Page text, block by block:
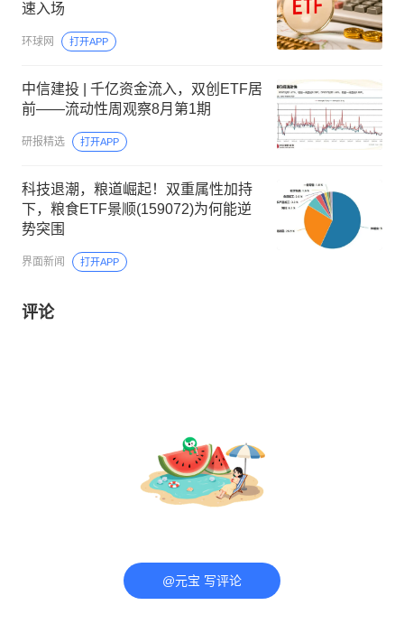
速入场
环球网 打开APP
中信建投 | 千亿资金流入，双创ETF居
前——流动性周观察8月第1期
研报精选 打开APP
科技退潮，粮道崛起！双重属性加持
下，粮食ETF景顺(159072)为何能逆
势突围
界面新闻 打开APP
评论
@元宝 写评论